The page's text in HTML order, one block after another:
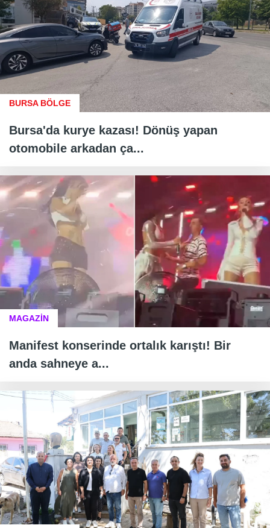
BURSA BÖLGE
Bursa'da kurye kazası! Dönüş yapan
otomobile arkadan ça...
MAGAZİN
Manifest konserinde ortalık karıştı! Bir
anda sahneye a...